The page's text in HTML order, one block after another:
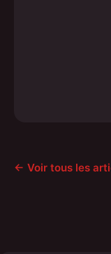
← Voir tous les